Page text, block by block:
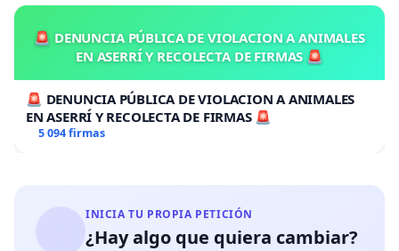
🚨 DENUNCIA PÚBLICA DE VIOLACION A ANIMALES
EN ASERRÍ Y RECOLECTA DE FIRMAS 🚨
🚨 DENUNCIA PÚBLICA DE VIOLACION A ANIMALES
EN ASERRÍ Y RECOLECTA DE FIRMAS 🚨
5 094 firmas
INICIA TU PROPIA PETICIÓN
¿Hay algo que quiera cambiar?